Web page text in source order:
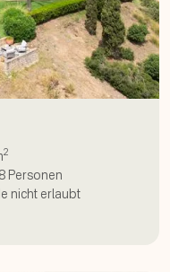
2
8 Personen
nicht erlaubt